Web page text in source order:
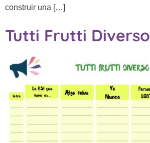
construir una […]
Tutti Frutti Diverso